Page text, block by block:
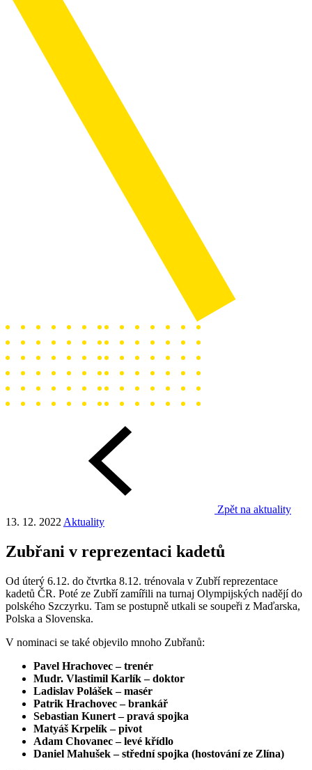
Zpět na aktuality
13. 12. 2022 Aktuality
Zubřani v reprezentaci kadetů
Od úterý 6.12. do čtvrtka 8.12. trénovala v Zubří reprezentace
kadetů ČR. Poté ze Zubří zamířili na turnaj Olympijských nadějí do
polského Szczyrku. Tam se postupně utkali se soupeři z Maďarska,
Polska a Slovenska.
V nominaci se také objevilo mnoho Zubřanů:
Pavel Hrachovec – trenér
Mudr. Vlastimil Karlík – doktor
Ladislav Polášek – masér
Patrik Hrachovec – brankář
Sebastian Kunert – pravá spojka
Matyáš Krpelík – pivot
Adam Chovanec – levé křídlo
Daniel Mahušek – střední spojka (hostování ze Zlína)